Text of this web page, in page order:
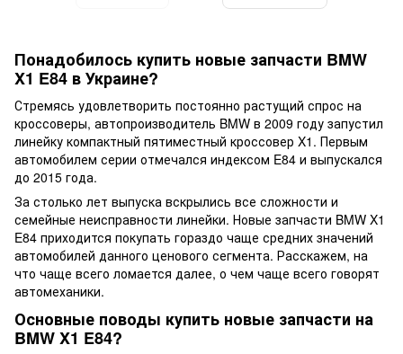
Понадобилось купить новые запчасти BMW
X1 E84 в Украине?
Стремясь удовлетворить постоянно растущий спрос на
кроссоверы, автопроизводитель BMW в 2009 году запустил
линейку компактный пятиместный кроссовер X1. Первым
автомобилем серии отмечался индексом E84 и выпускался
до 2015 года.
За столько лет выпуска вскрылись все сложности и
семейные неисправности линейки. Новые запчасти BMW X1
E84 приходится покупать гораздо чаще средних значений
автомобилей данного ценового сегмента. Расскажем, на
что чаще всего ломается далее, о чем чаще всего говорят
автомеханики.
Основные поводы купить новые запчасти на
BMW X1 E84?